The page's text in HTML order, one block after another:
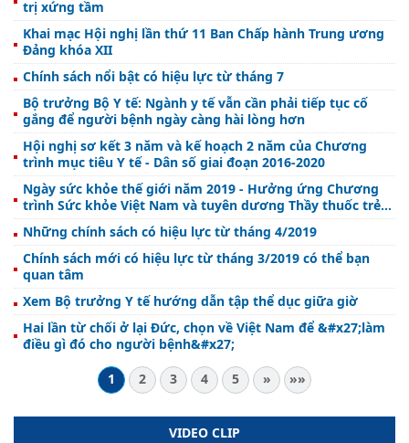
trị xứng tầm
Khai mạc Hội nghị lần thứ 11 Ban Chấp hành Trung ương
Đảng khóa XII
Chính sách nổi bật có hiệu lực từ tháng 7
Bộ trưởng Bộ Y tế: Ngành y tế vẫn cần phải tiếp tục cố
gắng để người bệnh ngày càng hài lòng hơn
Hội nghị sơ kết 3 năm và kế hoạch 2 năm của Chương
trình mục tiêu Y tế - Dân số giai đoạn 2016-2020
Ngày sức khỏe thế giới năm 2019 - Hưởng ứng Chương
trình Sức khỏe Việt Nam và tuyên dương Thầy thuốc trẻ
Việt Nam tiêu biểu lần thứ VIII
Những chính sách có hiệu lực từ tháng 4/2019
Chính sách mới có hiệu lực từ tháng 3/2019 có thể bạn
quan tâm
Xem Bộ trưởng Y tế hướng dẫn tập thể dục giữa giờ
Hai lần từ chối ở lại Đức, chọn về Việt Nam để &#x27;làm
điều gì đó cho người bệnh&#x27;
1
2 3 4 5 » »»
VIDEO CLIP